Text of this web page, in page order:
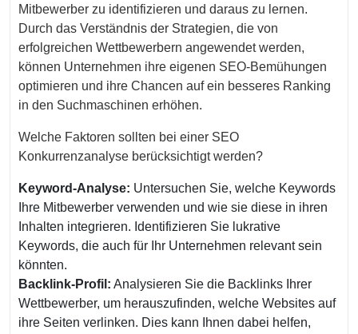
Mitbewerber zu identifizieren und daraus zu lernen.
Durch das Verständnis der Strategien, die von
erfolgreichen Wettbewerbern angewendet werden,
können Unternehmen ihre eigenen SEO-Bemühungen
optimieren und ihre Chancen auf ein besseres Ranking
in den Suchmaschinen erhöhen.
Welche Faktoren sollten bei einer SEO
Konkurrenzanalyse berücksichtigt werden?
Keyword-Analyse: Untersuchen Sie, welche Keywords
Ihre Mitbewerber verwenden und wie sie diese in ihren
Inhalten integrieren. Identifizieren Sie lukrative
Keywords, die auch für Ihr Unternehmen relevant sein
könnten.
Backlink-Profil: Analysieren Sie die Backlinks Ihrer
Wettbewerber, um herauszufinden, welche Websites auf
ihre Seiten verlinken. Dies kann Ihnen dabei helfen,